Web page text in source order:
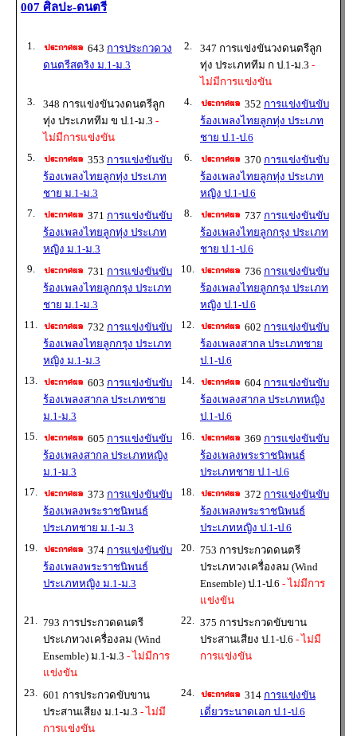
007 ศิลปะ-ดนตรี
1. 643 การประกวดวง
ดนตรีสตริง ม.1-ม.3
2.
347 การแข่งขันวงดนตรีลูก
ทุ่ง ประเภททีม ก ป.1-ม.3 -
ไม่มีการแข่งขัน
3.
348 การแข่งขันวงดนตรีลูก
ทุ่ง ประเภททีม ข ป.1-ม.3 -
ไม่มีการแข่งขัน
4. 352 การแข่งขันขับ
ร้องเพลงไทยลูกทุ่ง ประเภท
ชาย ป.1-ป.6
5.
353 การแข่งขันขับ
ร้องเพลงไทยลูกทุ่ง ประเภท
ชาย ม.1-ม.3
6. 370 การแข่งขันขับ
ร้องเพลงไทยลูกทุ่ง ประเภท
หญิง ป.1-ป.6
7.
371 การแข่งขันขับ
ร้องเพลงไทยลูกทุ่ง ประเภท
หญิง ม.1-ม.3
8. 737 การแข่งขันขับ
ร้องเพลงไทยลูกกรุง ประเภท
ชาย ป.1-ป.6
9.
731 การแข่งขันขับ
ร้องเพลงไทยลูกกรุง ประเภท
ชาย ม.1-ม.3
10. 736 การแข่งขันขับ
ร้องเพลงไทยลูกกรุง ประเภท
หญิง ป.1-ป.6
11.
732 การแข่งขันขับ
ร้องเพลงไทยลูกกรุง ประเภท
หญิง ม.1-ม.3
12. 602 การแข่งขันขับ
ร้องเพลงสากล ประเภทชาย
ป.1-ป.6
13.
603 การแข่งขันขับ
ร้องเพลงสากล ประเภทชาย
ม.1-ม.3
14. 604 การแข่งขันขับ
ร้องเพลงสากล ประเภทหญิง
ป.1-ป.6
15.
605 การแข่งขันขับ
ร้องเพลงสากล ประเภทหญิง
ม.1-ม.3
16. 369 การแข่งขันขับ
ร้องเพลงพระราชนิพนธ์
ประเภทชาย ป.1-ป.6
17.
373 การแข่งขันขับ
ร้องเพลงพระราชนิพนธ์
ประเภทชาย ม.1-ม.3
18. 372 การแข่งขันขับ
ร้องเพลงพระราชนิพนธ์
ประเภทหญิง ป.1-ป.6
19.
374 การแข่งขันขับ
ร้องเพลงพระราชนิพนธ์
ประเภทหญิง ม.1-ม.3
20. 753 การประกวดดนตรี
ประเภทวงเครื่องลม (Wind
Ensemble) ป.1-ป.6 - ไม่มีการ
แข่งขัน
21. 793 การประกวดดนตรี
ประเภทวงเครื่องลม (Wind
Ensemble) ม.1-ม.3 - ไม่มีการ
แข่งขัน
22. 375 การประกวดขับขาน
ประสานเสียง ป.1-ป.6 - ไม่มี
การแข่งขัน
23. 601 การประกวดขับขาน
ประสานเสียง ม.1-ม.3 - ไม่มี
การแข่งขัน
24. 314 การแข่งขัน
เดี่ยวระนาดเอก ป.1-ป.6